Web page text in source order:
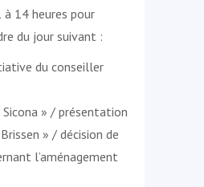
14 heures pour
du jour suivant :
du conseiller
Sicona » / présentation
» / décision de
l’aménagement